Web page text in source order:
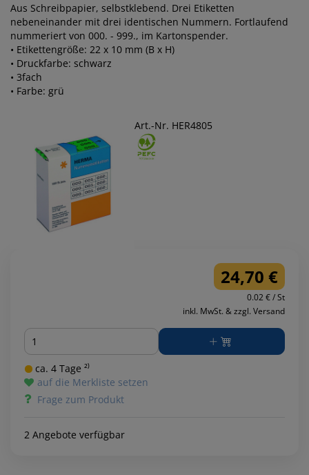
Aus Schreibpapier, selbstklebend. Drei Etiketten
nebeneinander mit drei identischen Nummern. Fortlaufend
nummeriert von 000. - 999., im Kartonspender.
• Etikettengröße: 22 x 10 mm (B x H)
• Druckfarbe: schwarz
• 3fach
• Farbe: grü
Art.-Nr. HER4805
24,70 €
0.02 € / St
inkl. MwSt. & zzgl. Versand
Menge
ca. 4 Tage ²⁾
auf die Merkliste setzen
Frage zum Produkt
2 Angebote verfügbar